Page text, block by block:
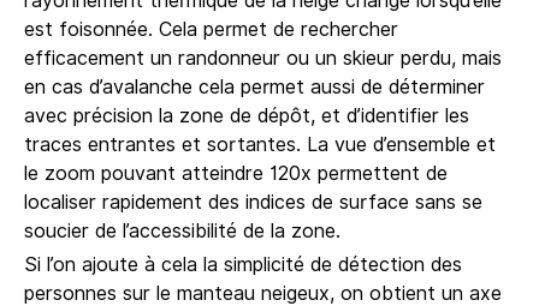
est foisonnée. Cela permet de rechercher
efficacement un randonneur ou un skieur perdu, mais
en cas d’avalanche cela permet aussi de déterminer
avec précision la zone de dépôt, et d’identifier les
traces entrantes et sortantes. La vue d’ensemble et
le zoom pouvant atteindre 120x permettent de
localiser rapidement des indices de surface sans se
soucier de l’accessibilité de la zone.
Si l’on ajoute à cela la simplicité de détection des
personnes sur le manteau neigeux, on obtient un axe